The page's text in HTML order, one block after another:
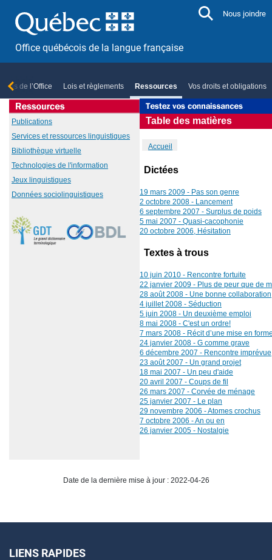
Office québécois de la langue française
Nous joindre
de l’Office Lois et règlements Ressources Vos droits et obligations
Publications
Services et ressources linguistiques
Bibliothèque virtuelle
Technologies de l'information
Jeux linguistiques
Données sociolinguistiques
Table des matières
Accueil
Dictées
19 mars 2009 - Pas son genre
2 octobre 2008 - Lancement
6 septembre 2007 - Surplus de poids
5 mai 2007 - Quasi-cacophonie
20 octobre 2006, Hésitation
Textes à trous
10 juin 2010 - Rencontre fortuite
22 janvier 2009 - Plus de peur que de
28 août 2008 - Une bonne collaboration
4 juillet 2008 - Séduction
5 juin 2008 - Un deuxième emploi
8 mai 2008 - C'est un ordre!
7 mars 2008 - Récit d’une mise en
24 janvier 2008 - G comme grave
6 décembre 2007 - Rencontre imprévue
23 août 2007 - Un grand projet
18 mai 2007 - Un peu d'aide
20 avril 2007 - Coups de fil
26 mars 2007 - Corvée de ménage
25 janvier 2007 - Le plan
29 novembre 2006 - Atomes crochus
7 octobre 2006 - An ou en
26 janvier 2005 - Nostalgie
Date de la dernière mise à jour : 2022-04-26
LIENS RAPIDES